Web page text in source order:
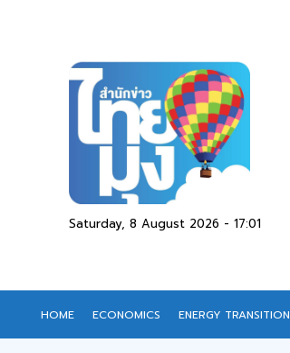
Saturday, 8 August 2026 - 17:01
HOME ECONOMICS ENERGY TRANSITION